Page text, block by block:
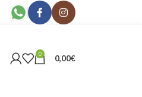
0 0,00€